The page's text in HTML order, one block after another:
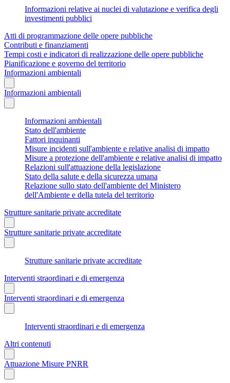
Informazioni relative ai nuclei di valutazione e verifica degli
investimenti pubblici
Atti di programmazione delle opere pubbliche
Contributi e finanziamenti
Tempi costi e indicatori di realizzazione delle opere pubbliche
Pianificazione e governo del territorio
Informazioni ambientali
Informazioni ambientali
Informazioni ambientali
Stato dell'ambiente
Fattori inquinanti
Misure incidenti sull'ambiente e relative analisi di impatto
Misure a protezione dell'ambiente e relative analisi di impatto
Relazioni sull'attuazione della legislazione
Stato della salute e della sicurezza umana
Relazione sullo stato dell'ambiente del Ministero
dell'Ambiente e della tutela del territorio
Strutture sanitarie private accreditate
Strutture sanitarie private accreditate
Strutture sanitarie private accreditate
Interventi straordinari e di emergenza
Interventi straordinari e di emergenza
Interventi straordinari e di emergenza
Altri contenuti
Attuazione Misure PNRR